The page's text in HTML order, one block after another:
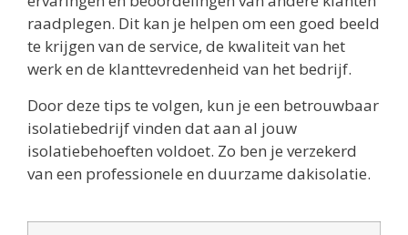
raadplegen. Dit kan je helpen om een goed beeld
te krijgen van de service, de kwaliteit van het
werk en de klanttevredenheid van het bedrijf.
Door deze tips te volgen, kun je een betrouwbaar
isolatiebedrijf vinden dat aan al jouw
isolatiebehoeften voldoet. Zo ben je verzekerd
van een professionele en duurzame dakisolatie.